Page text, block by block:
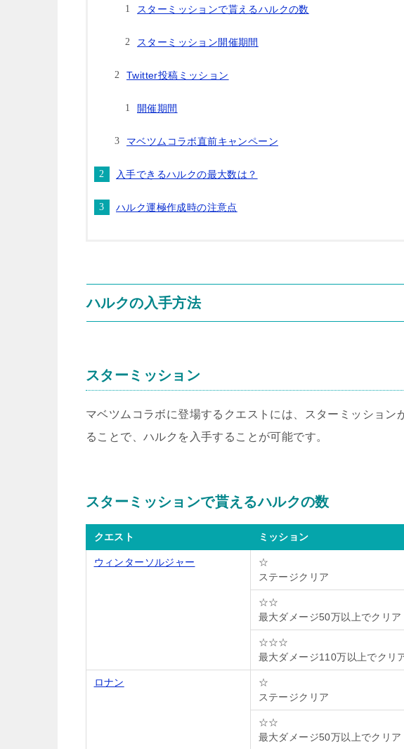
スターミッションで貰えるハルクの数
スターミッション開催期間
Twitter投稿ミッション
開催期間
マベツムコラボ直前キャンペーン
入手できるハルクの最大数は？
ハルク運極作成時の注意点
ハルクの入手方法
スターミッション
マベツムコラボに登場するクエストには、スターミッション
ることで、ハルクを入手することが可能です。
スターミッションで貰えるハルクの数
クエスト ミッション
ウィンターソルジャー
☆
ステージクリア
☆☆
最大ダメージ50万以上でクリア
☆☆☆
最大ダメージ110万以上でクリ
ロナン
☆
ステージクリア
☆☆
最大ダメージ50万以上でクリア